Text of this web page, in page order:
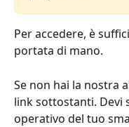
Per accedere, è
portata di mano.
Se non hai la nostra
link sottostanti. Devi
operativo del tuo